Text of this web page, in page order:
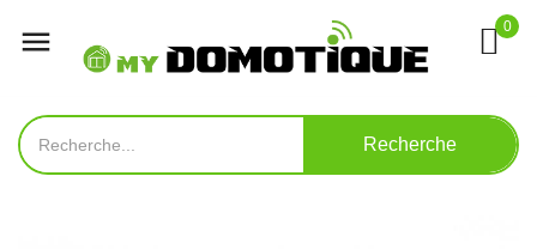
 0
Recherche